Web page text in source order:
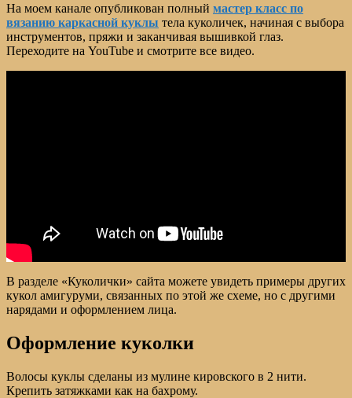
На моем канале опубликован полный мастер класс по
вязанию каркасной куклы тела куколичек, начиная с выбора
инструментов, пряжи и заканчивая вышивкой глаз.
Переходите на YouTube и смотрите все видео.
В разделе «Куколички» сайта можете увидеть примеры других
кукол амигуруми, связанных по этой же схеме, но с другими
нарядами и оформлением лица.
Оформление куколки
Волосы куклы сделаны из мулине кировского в 2 нити.
Крепить затяжками как на бахрому.